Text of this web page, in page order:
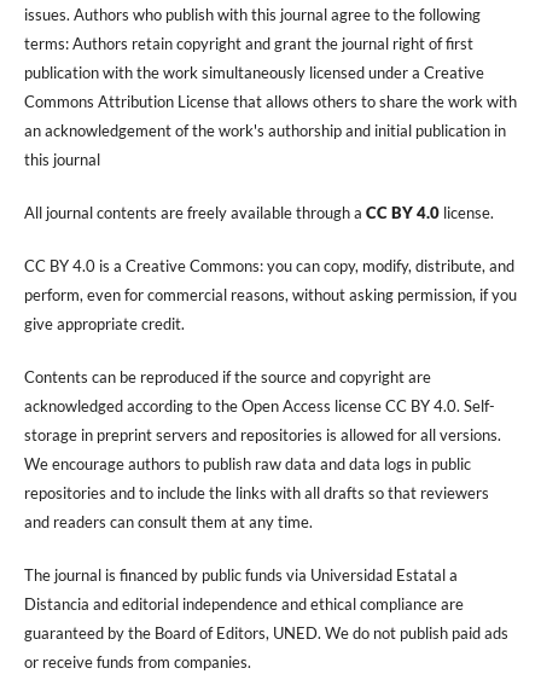
issues. Authors who publish with this journal agree to the following
terms: Authors retain copyright and grant the journal right of first
publication with the work simultaneously licensed under a Creative
Commons Attribution License that allows others to share the work with
an acknowledgement of the work's authorship and initial publication in
this journal
All journal contents are freely available through a CC BY 4.0license.
CC BY 4.0 is a Creative Commons: you can copy, modify, distribute, and
perform, even for commercial reasons, without asking permission, if you
give appropriate credit.
Contents can be reproduced if the source and copyright are
acknowledged according to the Open Access license CC BY 4.0. Self-
storage in preprint servers and repositories is allowed for all versions.
We encourage authors to publish raw data and data logs in public
repositories and to include the links with all drafts so that reviewers
and readers can consult them at any time.
The journal is financed by public funds via Universidad Estatal a
Distancia and editorial independence and ethical compliance are
guaranteed by the Board of Editors, UNED. We do not publish paid ads
or receive funds from companies.